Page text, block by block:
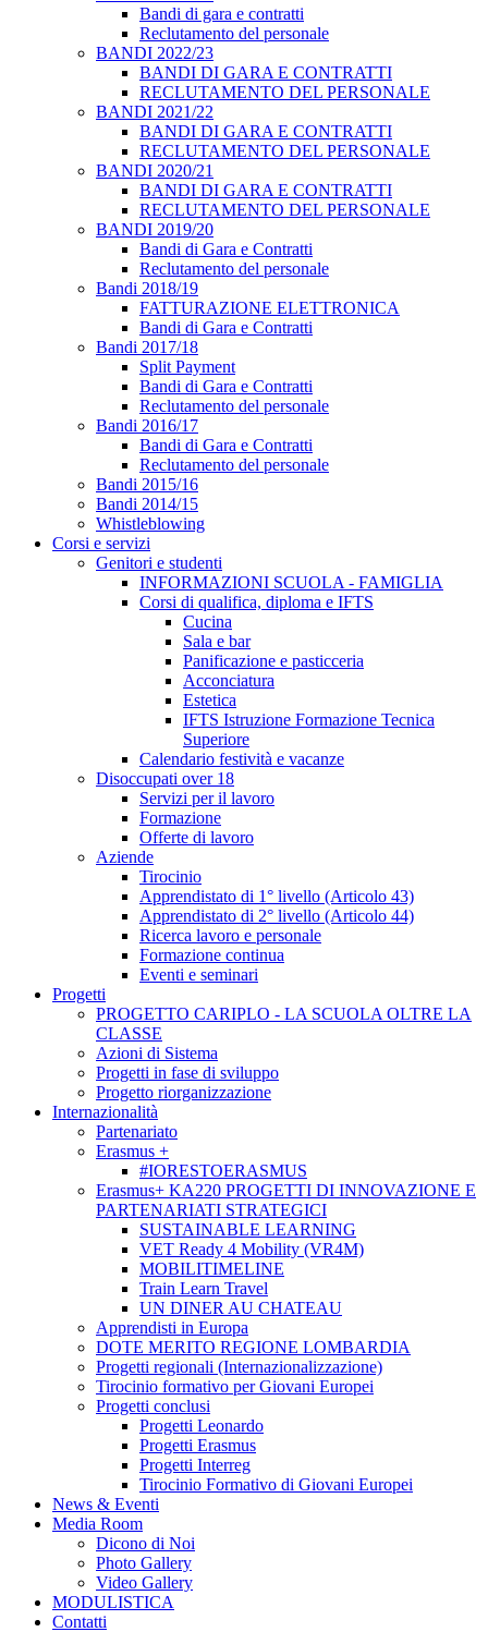
Bandi di gara e contratti
Reclutamento del personale
BANDI 2022/23
BANDI DI GARA E CONTRATTI
RECLUTAMENTO DEL PERSONALE
BANDI 2021/22
BANDI DI GARA E CONTRATTI
RECLUTAMENTO DEL PERSONALE
BANDI 2020/21
BANDI DI GARA E CONTRATTI
RECLUTAMENTO DEL PERSONALE
BANDI 2019/20
Bandi di Gara e Contratti
Reclutamento del personale
Bandi 2018/19
FATTURAZIONE ELETTRONICA
Bandi di Gara e Contratti
Bandi 2017/18
Split Payment
Bandi di Gara e Contratti
Reclutamento del personale
Bandi 2016/17
Bandi di Gara e Contratti
Reclutamento del personale
Bandi 2015/16
Bandi 2014/15
Whistleblowing
Corsi e servizi
Genitori e studenti
INFORMAZIONI SCUOLA - FAMIGLIA
Corsi di qualifica, diploma e IFTS
Cucina
Sala e bar
Panificazione e pasticceria
Acconciatura
Estetica
IFTS Istruzione Formazione Tecnica
Superiore
Calendario festività e vacanze
Disoccupati over 18
Servizi per il lavoro
Formazione
Offerte di lavoro
Aziende
Tirocinio
Apprendistato di 1° livello (Articolo 43)
Apprendistato di 2° livello (Articolo 44)
Ricerca lavoro e personale
Formazione continua
Eventi e seminari
Progetti
PROGETTO CARIPLO - LA SCUOLA OLTRE LA
CLASSE
Azioni di Sistema
Progetti in fase di sviluppo
Progetto riorganizzazione
Internazionalità
Partenariato
Erasmus +
#IORESTOERASMUS
Erasmus+ KA220 PROGETTI DI INNOVAZIONE E
PARTENARIATI STRATEGICI
SUSTAINABLE LEARNING
VET Ready 4 Mobility (VR4M)
MOBILITIMELINE
Train Learn Travel
UN DINER AU CHATEAU
Apprendisti in Europa
DOTE MERITO REGIONE LOMBARDIA
Progetti regionali (Internazionalizzazione)
Tirocinio formativo per Giovani Europei
Progetti conclusi
Progetti Leonardo
Progetti Erasmus
Progetti Interreg
Tirocinio Formativo di Giovani Europei
News & Eventi
Media Room
Dicono di Noi
Photo Gallery
Video Gallery
MODULISTICA
Contatti